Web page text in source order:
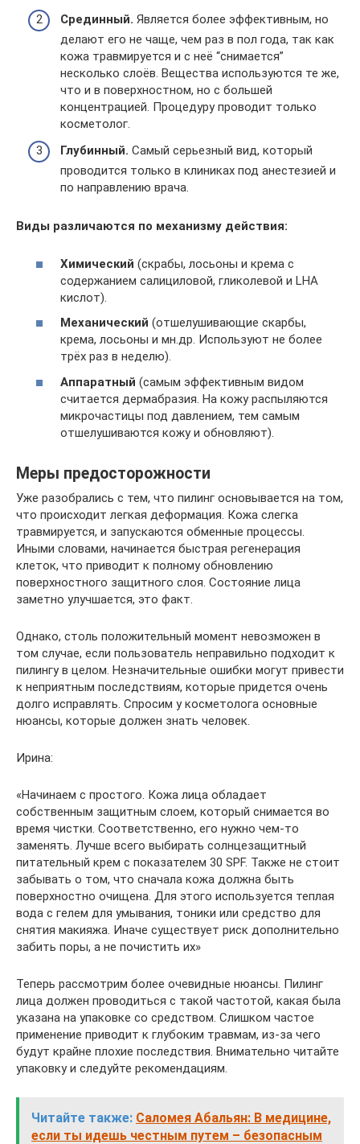
Срединный. Является более эффективным, но
делают его не чаще, чем раз в пол года, так как
кожа травмируется и с неё “снимается”
несколько слоёв. Вещества используются те же,
что и в поверхностном, но с большей
концентрацией. Процедуру проводит только
косметолог.
Глубинный. Самый серьезный вид, который
проводится только в клиниках под анестезией и
по направлению врача.
Виды различаются по механизму действия:
Химический (скрабы, лосьоны и крема с
содержанием салициловой, гликолевой и LHA
кислот).
Механический (отшелушивающие скарбы,
крема, лосьоны и мн.др. Используют не более
трёх раз в неделю).
Аппаратный (самым эффективным видом
считается дермабразия. На кожу распыляются
микрочастицы под давлением, тем самым
отшелушиваются кожу и обновляют).
Меры предосторожности
Уже разобрались с тем, что пилинг основывается на том,
что происходит легкая деформация. Кожа слегка
травмируется, и запускаются обменные процессы.
Иными словами, начинается быстрая регенерация
клеток, что приводит к полному обновлению
поверхностного защитного слоя. Состояние лица
заметно улучшается, это факт.
Однако, столь положительный момент невозможен в
том случае, если пользователь неправильно подходит к
пилингу в целом. Незначительные ошибки могут привести
к неприятным последствиям, которые придется очень
долго исправлять. Спросим у косметолога основные
нюансы, которые должен знать человек.
Ирина:
«Начинаем с простого. Кожа лица обладает
собственным защитным слоем, который снимается во
время чистки. Соответственно, его нужно чем-то
заменять. Лучше всего выбирать солнцезащитный
питательный крем с показателем 30 SPF. Также не стоит
забывать о том, что сначала кожа должна быть
поверхностно очищена. Для этого используется теплая
вода с гелем для умывания, тоники или средство для
снятия макияжа. Иначе существует риск дополнительно
забить поры, а не почистить их»
Теперь рассмотрим более очевидные нюансы. Пилинг
лица должен проводиться с такой частотой, какая была
указана на упаковке со средством. Слишком частое
применение приводит к глубоким травмам, из-за чего
будут крайне плохие последствия. Внимательно читайте
упаковку и следуйте рекомендациям.
Читайте также: Саломея Абальян: В медицине,
если ты идешь честным путем – безопасным